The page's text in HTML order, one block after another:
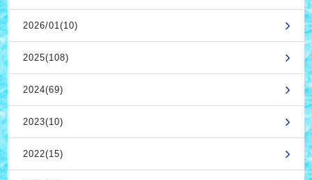
2026/01(10)
2025(108)
2024(69)
2023(10)
2022(15)